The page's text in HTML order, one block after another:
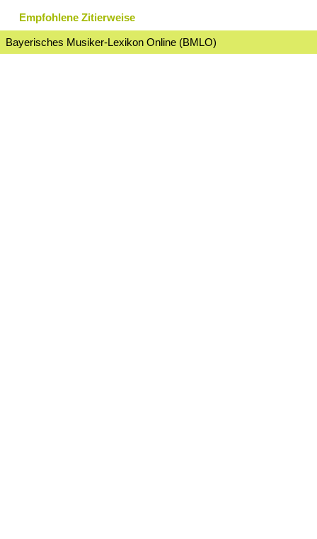
Empfohlene Zitierweise
Bayerisches Musiker-Lexikon Online (BMLO)